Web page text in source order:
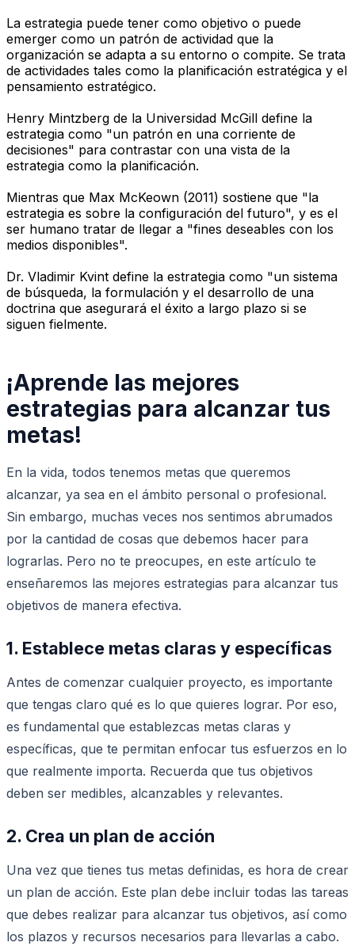
La estrategia puede tener como objetivo o puede
emerger como un patrón de actividad que la
organización se adapta a su entorno o compite. Se trata
de actividades tales como la planificación estratégica y el
pensamiento estratégico.
Henry Mintzberg de la Universidad McGill define la
estrategia como "un patrón en una corriente de
decisiones" para contrastar con una vista de la
estrategia como la planificación.
Mientras que Max McKeown (2011) sostiene que "la
estrategia es sobre la configuración del futuro", y es el
ser humano tratar de llegar a "fines deseables con los
medios disponibles".
Dr. Vladimir Kvint define la estrategia como "un sistema
de búsqueda, la formulación y el desarrollo de una
doctrina que asegurará el éxito a largo plazo si se
siguen fielmente.
¡Aprende las mejores
estrategias para alcanzar tus
metas!
En la vida, todos tenemos metas que queremos
alcanzar, ya sea en el ámbito personal o profesional.
Sin embargo, muchas veces nos sentimos abrumados
por la cantidad de cosas que debemos hacer para
lograrlas. Pero no te preocupes, en este artículo te
enseñaremos las mejores estrategias para alcanzar tus
objetivos de manera efectiva.
1. Establece metas claras y específicas
Antes de comenzar cualquier proyecto, es importante
que tengas claro qué es lo que quieres lograr. Por eso,
es fundamental que establezcas metas claras y
específicas, que te permitan enfocar tus esfuerzos en lo
que realmente importa. Recuerda que tus objetivos
deben ser medibles, alcanzables y relevantes.
2. Crea un plan de acción
Una vez que tienes tus metas definidas, es hora de crear
un plan de acción. Este plan debe incluir todas las tareas
que debes realizar para alcanzar tus objetivos, así como
los plazos y recursos necesarios para llevarlas a cabo.